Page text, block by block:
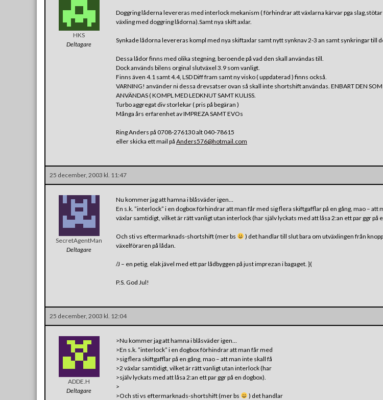
HKS
Deltagare
Doggring låderna levereras med interlock mekanism ( förhindrar att växlarna kärvar pga
växling med doggring lådorna).Samt nya skift axlar.
Synkade lådorna levereras kompl med nya skiftaxlar samt nytt synknav 2-3 an samt synkringar till
Dessa lådor finns med olika stegning, beroende på vad den skall användas till.
Dock används bilens orginal slutväxel 3.9 som vanligt.
Finns även 4.1 samt 4.4, LSD Diff fram samt ny visko ( uppdaterad ) finns också.
VARNING! använder ni dessa drevsatser ovan så skall inte shortshift användas. ENBART DEN SOM
ANVÄNDAS ( KOMPL MED LEDKNUT SAMT KULISS.
Turbo aggregat div storlekar ( pris på begäran )
Många års erfarenhet av IMPREZA SAMT EVOs
Ring Anders på 0708-276130 alt 040-78615
eller skicka ett mail på Anders576@hotmail.com
25 december, 2003 kl. 11:47
SecretAgentMan
Deltagare
Nu kommer jag att hamna i blåsväder igen…
En s.k. ”interlock” i en dogbox förhindrar att man får med sig flera skiftgafflar på en gång, mao – att
växlar samtidigt, vilket är rätt vanligt utan interlock (har själv lyckats med att låsa 2:an ett par ggr på
Och sti vs eftermarknads-shortshift (mer bs
) det handlar till slut bara om utväxlingen från
växelföraren på lådan.
/J – en petig, elak jävel med ett par lådbyggen på just imprezan i bagaget. }(
P.S. God Jul!
25 december, 2003 kl. 12:04
ADDE.H
Deltagare
>Nu kommer jag att hamna i blåsväder igen…
>En s.k. ”interlock” i en dogbox förhindrar att man får med
>sig flera skiftgafflar på en gång, mao – att man inte skall få
>2 växlar samtidigt, vilket är rätt vanligt utan interlock (har
>själv lyckats med att låsa 2:an ett par ggr på en dogbox).
>
>Och sti vs eftermarknads-shortshift (mer bs
) det handlar